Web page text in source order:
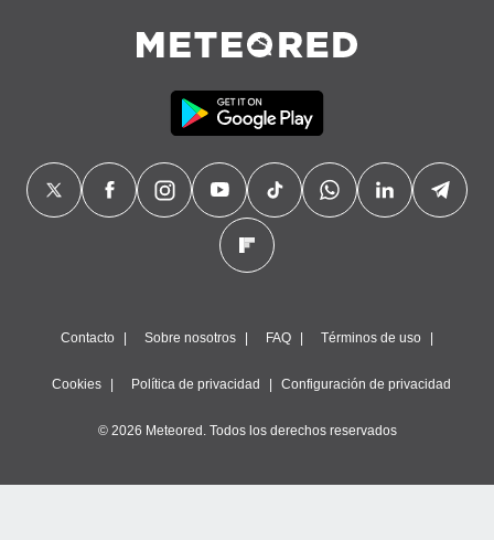
Contacto Sobre nosotros FAQ Términos de uso
Cookies Política de privacidad Configuración de privacidad
© 2026 Meteored. Todos los derechos reservados